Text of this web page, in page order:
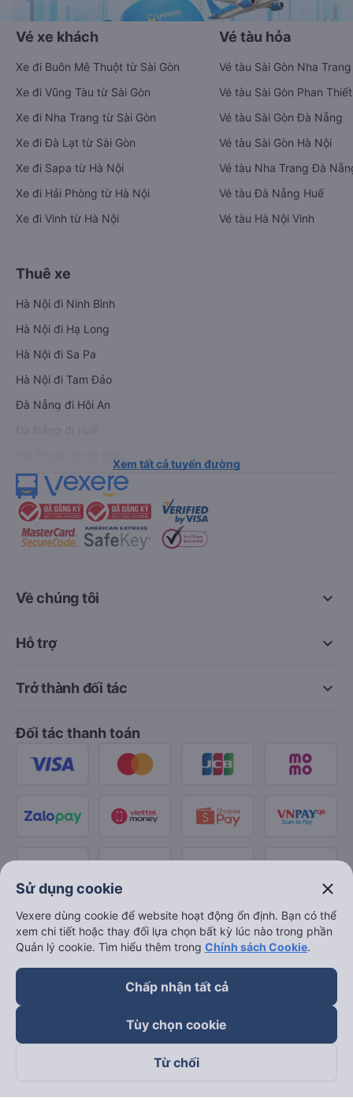
Vé xe khách
Xe đi Buôn Mê Thuột từ Sài Gòn
Xe đi Vũng Tàu từ Sài Gòn
Xe đi Nha Trang từ Sài Gòn
Xe đi Đà Lạt từ Sài Gòn
Xe đi Sapa từ Hà Nội
Xe đi Hải Phòng từ Hà Nội
Xe đi Vinh từ Hà Nội
Vé tàu hỏa
Vé tàu Sài Gòn Nha Trang
Vé tàu Sài Gòn Phan Thiết
Vé tàu Sài Gòn Đà Nẵng
Vé tàu Sài Gòn Hà Nội
Vé tàu Nha Trang Đà
Vé tàu Đà Nẵng Huế
Vé tàu Hà Nội Vinh
Thuê xe
Hà Nội đi Ninh Bình
Hà Nội đi Hạ Long
Hà Nội đi Sa Pa
Hà Nội đi Tam Đảo
Đà Nẵng đi Hội An
Xem tất cả tuyến đường
keyboard_arrow_down
Về chúng tôi
keyboard_arrow_down
Hỗ trợ
keyboard_arrow_down
Trở thành đối tác
Đối tác thanh toán
Theo dõi chúng tôi trên
Sử dụng cookie close
Vexere dùng cookie để website hoạt động ổn định. Bạn có thể
xem chi tiết hoặc thay đổi lựa chọn bất kỳ lúc nào trong phần
Quản lý cookie. Tìm hiểu thêm trong Chính sách Cookie.
Chấp nhận tất cả
Tùy chọn cookie
Từ chối